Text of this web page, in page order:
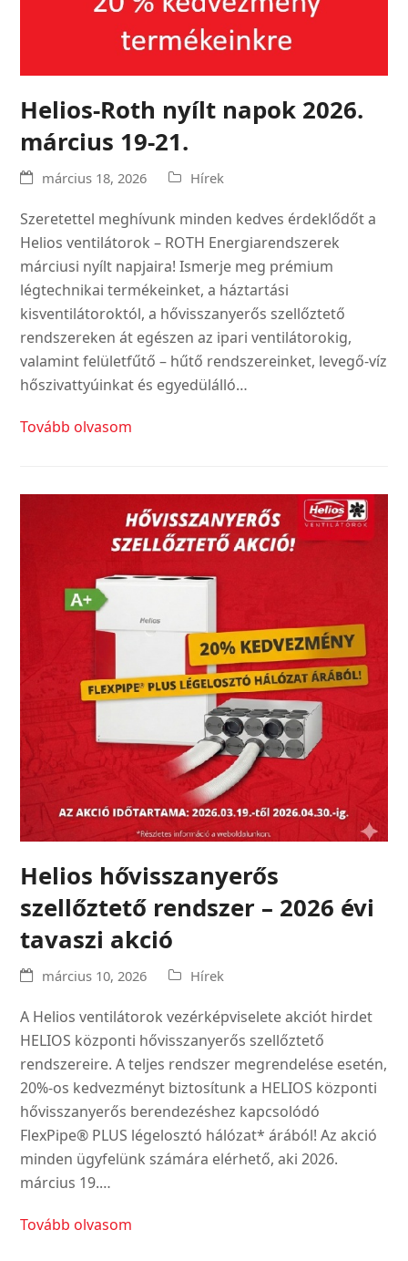
Helios-Roth nyílt napok 2026.
március 19-21.
március 18, 2026 Hírek
Szeretettel meghívunk minden kedves érdeklődőt a
Helios ventilátorok – ROTH Energiarendszerek
márciusi nyílt napjaira! Ismerje meg prémium
légtechnikai termékeinket, a háztartási
kisventilátoroktól, a hővisszanyerős szellőztető
rendszereken át egészen az ipari ventilátorokig,
valamint felületfűtő – hűtő rendszereinket, levegő-víz
hőszivattyúinkat és egyedülálló…
Tovább olvasom
Helios hővisszanyerős
szellőztető rendszer – 2026 évi
tavaszi akció
március 10, 2026 Hírek
A Helios ventilátorok vezérképviselete akciót hirdet
HELIOS központi hővisszanyerős szellőztető
rendszereire. A teljes rendszer megrendelése esetén,
20%-os kedvezményt biztosítunk a HELIOS központi
hővisszanyerős berendezéshez kapcsolódó
FlexPipe® PLUS légelosztó hálózat* árából! Az akció
minden ügyfelünk számára elérhető, aki 2026.
március 19.…
Tovább olvasom